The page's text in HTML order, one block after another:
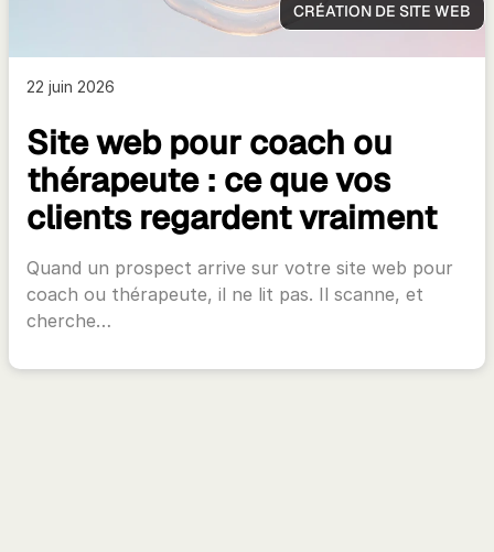
CRÉATION DE SITE WEB
22 juin 2026
Site web pour coach ou
thérapeute : ce que vos
clients regardent vraiment
Quand un prospect arrive sur votre site web pour
coach ou thérapeute, il ne lit pas. Il scanne, et
cherche…